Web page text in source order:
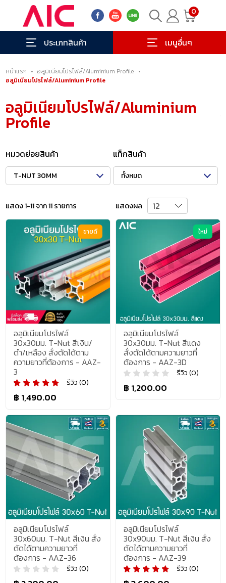
0
ประเภทสินค้า เมนูอื่นๆ
หน้าแรก • อลูมิเนียมโปรไฟล์/Aluminium Profile •
อลูมิเนียมโปรไฟล์/Aluminium Profile
อลูมิเนียมโปรไฟล์/Aluminium
Profile
หมวดย่อยสินค้า
T-NUT 30MM
แท็กสินค้า
ทั้งหมด
แสดง 1-11 จาก 11 รายการ แสดงผล
อลูมิเนียมโปรไฟล์
30x30มม. T-Nut สีเงิน/
ดำ/เหลือง สั่งตัดได้ตาม
ความยาวที่ต้องการ - AAZ-
3
รีวิว (0)
฿ 1,490.00
ขายดี
อลูมิเนียมโปรไฟล์
30x30มม. T-Nut สีแดง
สั่งตัดได้ตามความยาวที่
ต้องการ - AAZ-3D
รีวิว (0)
฿ 1,200.00
ใหม่
อลูมิเนียมโปรไฟล์
30x60มม. T-Nut สีเงิน สั่ง
ตัดได้ตามความยาวที่
ต้องการ - AAZ-36
รีวิว (0)
อลูมิเนียมโปรไฟล์
30x90มม. T-Nut สีเงิน สั่ง
ตัดได้ตามความยาวที่
ต้องการ - AAZ-39
รีวิว (0)